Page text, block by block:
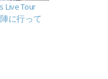
Live Tour
に行って